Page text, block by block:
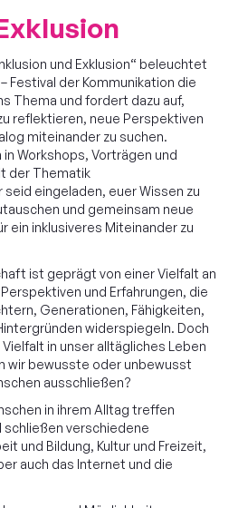
und Exklusion“ beleuchtet
Festival der Kommunikation die
Thema und fordert dazu auf,
reflektieren, neue Perspektiven
miteinander zu suchen.
Workshops, Vorträgen und
der Thematik
eingeladen, euer Wissen zu
und gemeinsam neue
ein inklusiveres Miteinander zu
ist geprägt von einer Vielfalt an
und Erfahrungen, die
Generationen, Fähigkeiten,
widerspiegeln. Doch
in unser alltägliches Leben
wir bewusste oder unbewusst
ausschließen?
in ihrem Alltag treffen
schließen verschiedene
und Bildung, Kultur und Freizeit,
auch das Internet und die